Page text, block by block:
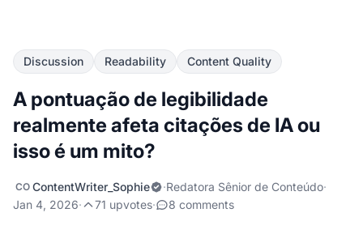
Discussion Readability Content Quality
A pontuação de legibilidade
realmente afeta citações de IA ou
isso é um mito?
CO ContentWriter_Sophie ·Redatora Sênior de Conteúdo·
Jan 4, 2026· 71 upvotes· 8 comments